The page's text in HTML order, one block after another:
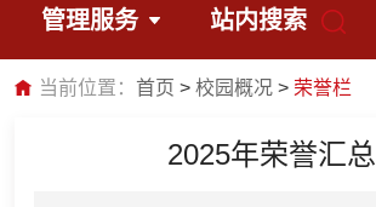
管理服务 站内搜索
当前位置： 首页 校园概况 荣誉栏
2025年荣誉汇总